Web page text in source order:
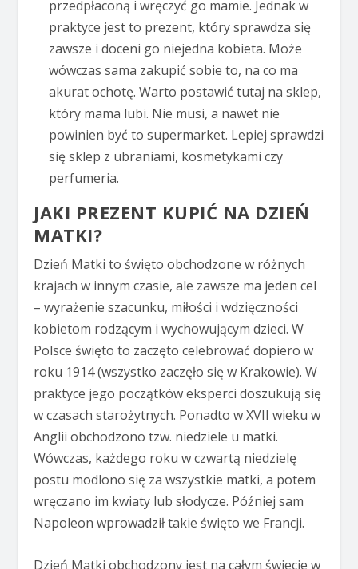
przedpłaconą i wręczyć go mamie. Jednak w
praktyce jest to prezent, który sprawdza się
zawsze i doceni go niejedna kobieta. Może
wówczas sama zakupić sobie to, na co ma
akurat ochotę. Warto postawić tutaj na sklep,
który mama lubi. Nie musi, a nawet nie
powinien być to supermarket. Lepiej sprawdzi
się sklep z ubraniami, kosmetykami czy
perfumeria.
JAKI PREZENT KUPIĆ NA DZIEŃ
MATKI?
Dzień Matki to święto obchodzone w różnych
krajach w innym czasie, ale zawsze ma jeden cel
– wyrażenie szacunku, miłości i wdzięczności
kobietom rodzącym i wychowującym dzieci. W
Polsce święto to zaczęto celebrować dopiero w
roku 1914 (wszystko zaczęło się w Krakowie). W
praktyce jego początków eksperci doszukują się
w czasach starożytnych. Ponadto w XVII wieku w
Anglii obchodzono tzw. niedziele u matki.
Wówczas, każdego roku w czwartą niedzielę
postu modlono się za wszystkie matki, a potem
wręczano im kwiaty lub słodycze. Później sam
Napoleon wprowadził takie święto we Francji.
Dzień Matki obchodzony jest na całym świecie w